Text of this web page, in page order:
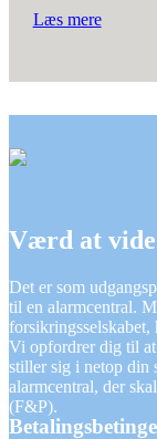
Læs mere
Værd at
Det er som
til en alarmcentral.
forsikringsselskabet,
Vi opfordrer dig til
stiller sig i netop din
alarmcentral, der
(F&P).